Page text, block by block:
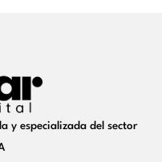
y especializada del sector